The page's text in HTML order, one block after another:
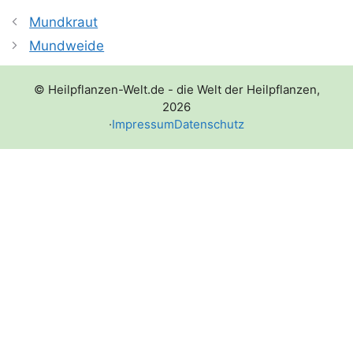
Mundkraut
Mundweide
© Heilpflanzen-Welt.de - die Welt der Heilpflanzen,
2026
·ImpressumDatenschutz